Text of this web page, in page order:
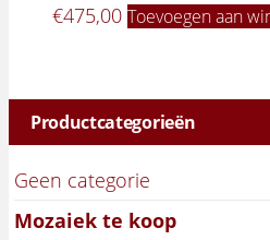
€475,00 Toevoegen aan
Productcategorieën
Geen categorie
Mozaiek te koop